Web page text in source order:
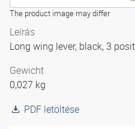
The product image may differ
Leírás
Long wing lever, black, 3
Gewicht
0,027 kg
PDF letöltése